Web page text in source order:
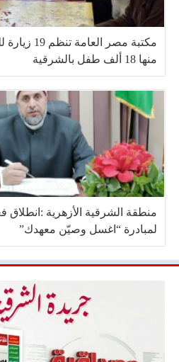
مكتبة مصر
منها 18 ألف طفل بالشرقية
منطقة الشرقية الأزهرية :انطلاق
لمبادرة “اغسل وصيّن معهدك”